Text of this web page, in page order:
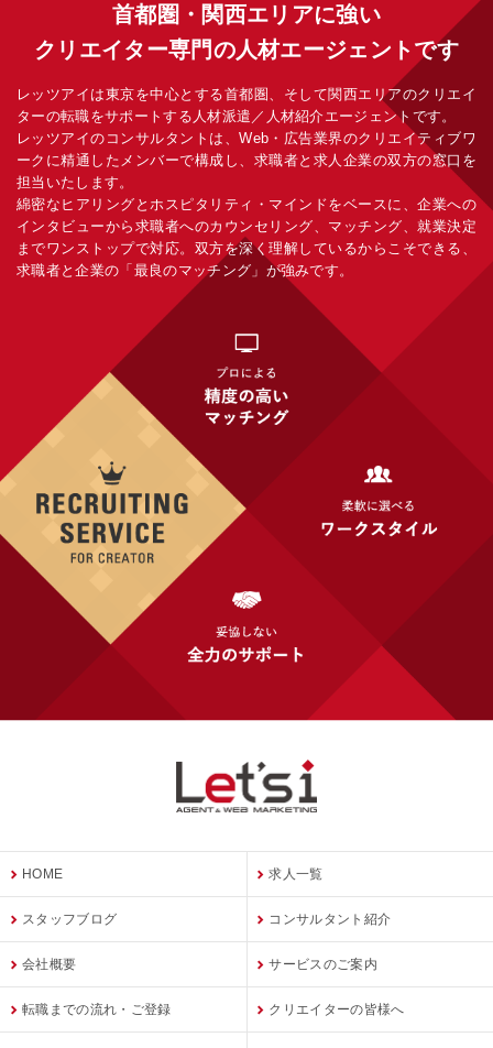
首都圏・関西エリアに強い
クリエイター専門の人材エージェントです
レッツアイは東京を中心とする首都圏、そして関西エリアのクリエイ
ターの転職をサポートする人材派遣／人材紹介エージェントです。
レッツアイのコンサルタントは、Web・広告業界のクリエイティブワ
ークに精通したメンバーで構成し、求職者と求人企業の双方の窓口を
担当いたします。
綿密なヒアリングとホスピタリティ・マインドをベースに、企業への
インタビューから求職者へのカウンセリング、マッチング、就業決定
までワンストップで対応。双方を深く理解しているからこそできる、
求職者と企業の「最良のマッチング」が強みです。
HOME 求人一覧
スタッフブログ コンサルタント紹介
会社概要 サービスのご案内
転職までの流れ・ご登録 クリエイターの皆様へ